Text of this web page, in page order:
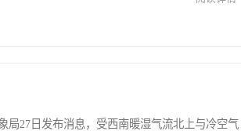
局27日发布消息，受西南暖湿气流北上与冷空气